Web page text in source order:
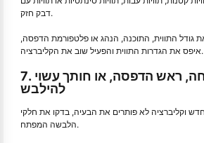
דבק חזק.
גודל התווית, התוכנה, הנהג או פלטפורמת הדפסה,
איפס את הגדרות התווית והפעיל שוב את הקליברציה.
7. גלגל הלוחה, ראש הדפסה, או חותך עשוי
להילבש
וקליברציה לא פותרים את הבעיה, בדקו את חלקי
הלבשה המפתח.